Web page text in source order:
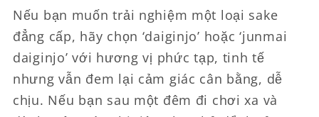
Nếu bạn muốn trải nghiệm một loại sake
đẳng cấp, hãy chọn ‘daiginjo’ hoặc ‘junmai
daiginjo’ với hương vị phức tạp, tinh tế
nhưng vẫn đem lại cảm giác cân bằng, dễ
chịu. Nếu bạn sau một đêm đi chơi xa và